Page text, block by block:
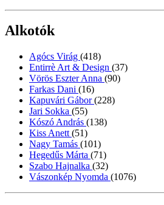
Alkotók
Agócs Virág (418)
Entirrè Art & Design (37)
Vörös Eszter Anna (90)
Farkas Dani (16)
Kapuvári Gábor(228)
Jari Sokka (55)
Kószó András (138)
Kiss Anett (51)
Nagy Tamás (101)
Hegedűs Márta (71)
Szabo Hajnalka (32)
Vászonkép Nyomda (1076)